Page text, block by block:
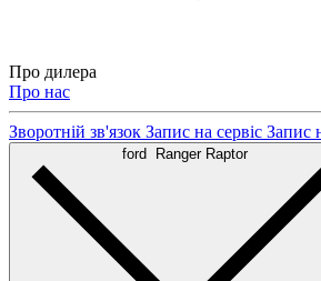
Про дилера
Про нас
Зворотній зв'язок Запис на сервіс Запис
ford Ranger Raptor